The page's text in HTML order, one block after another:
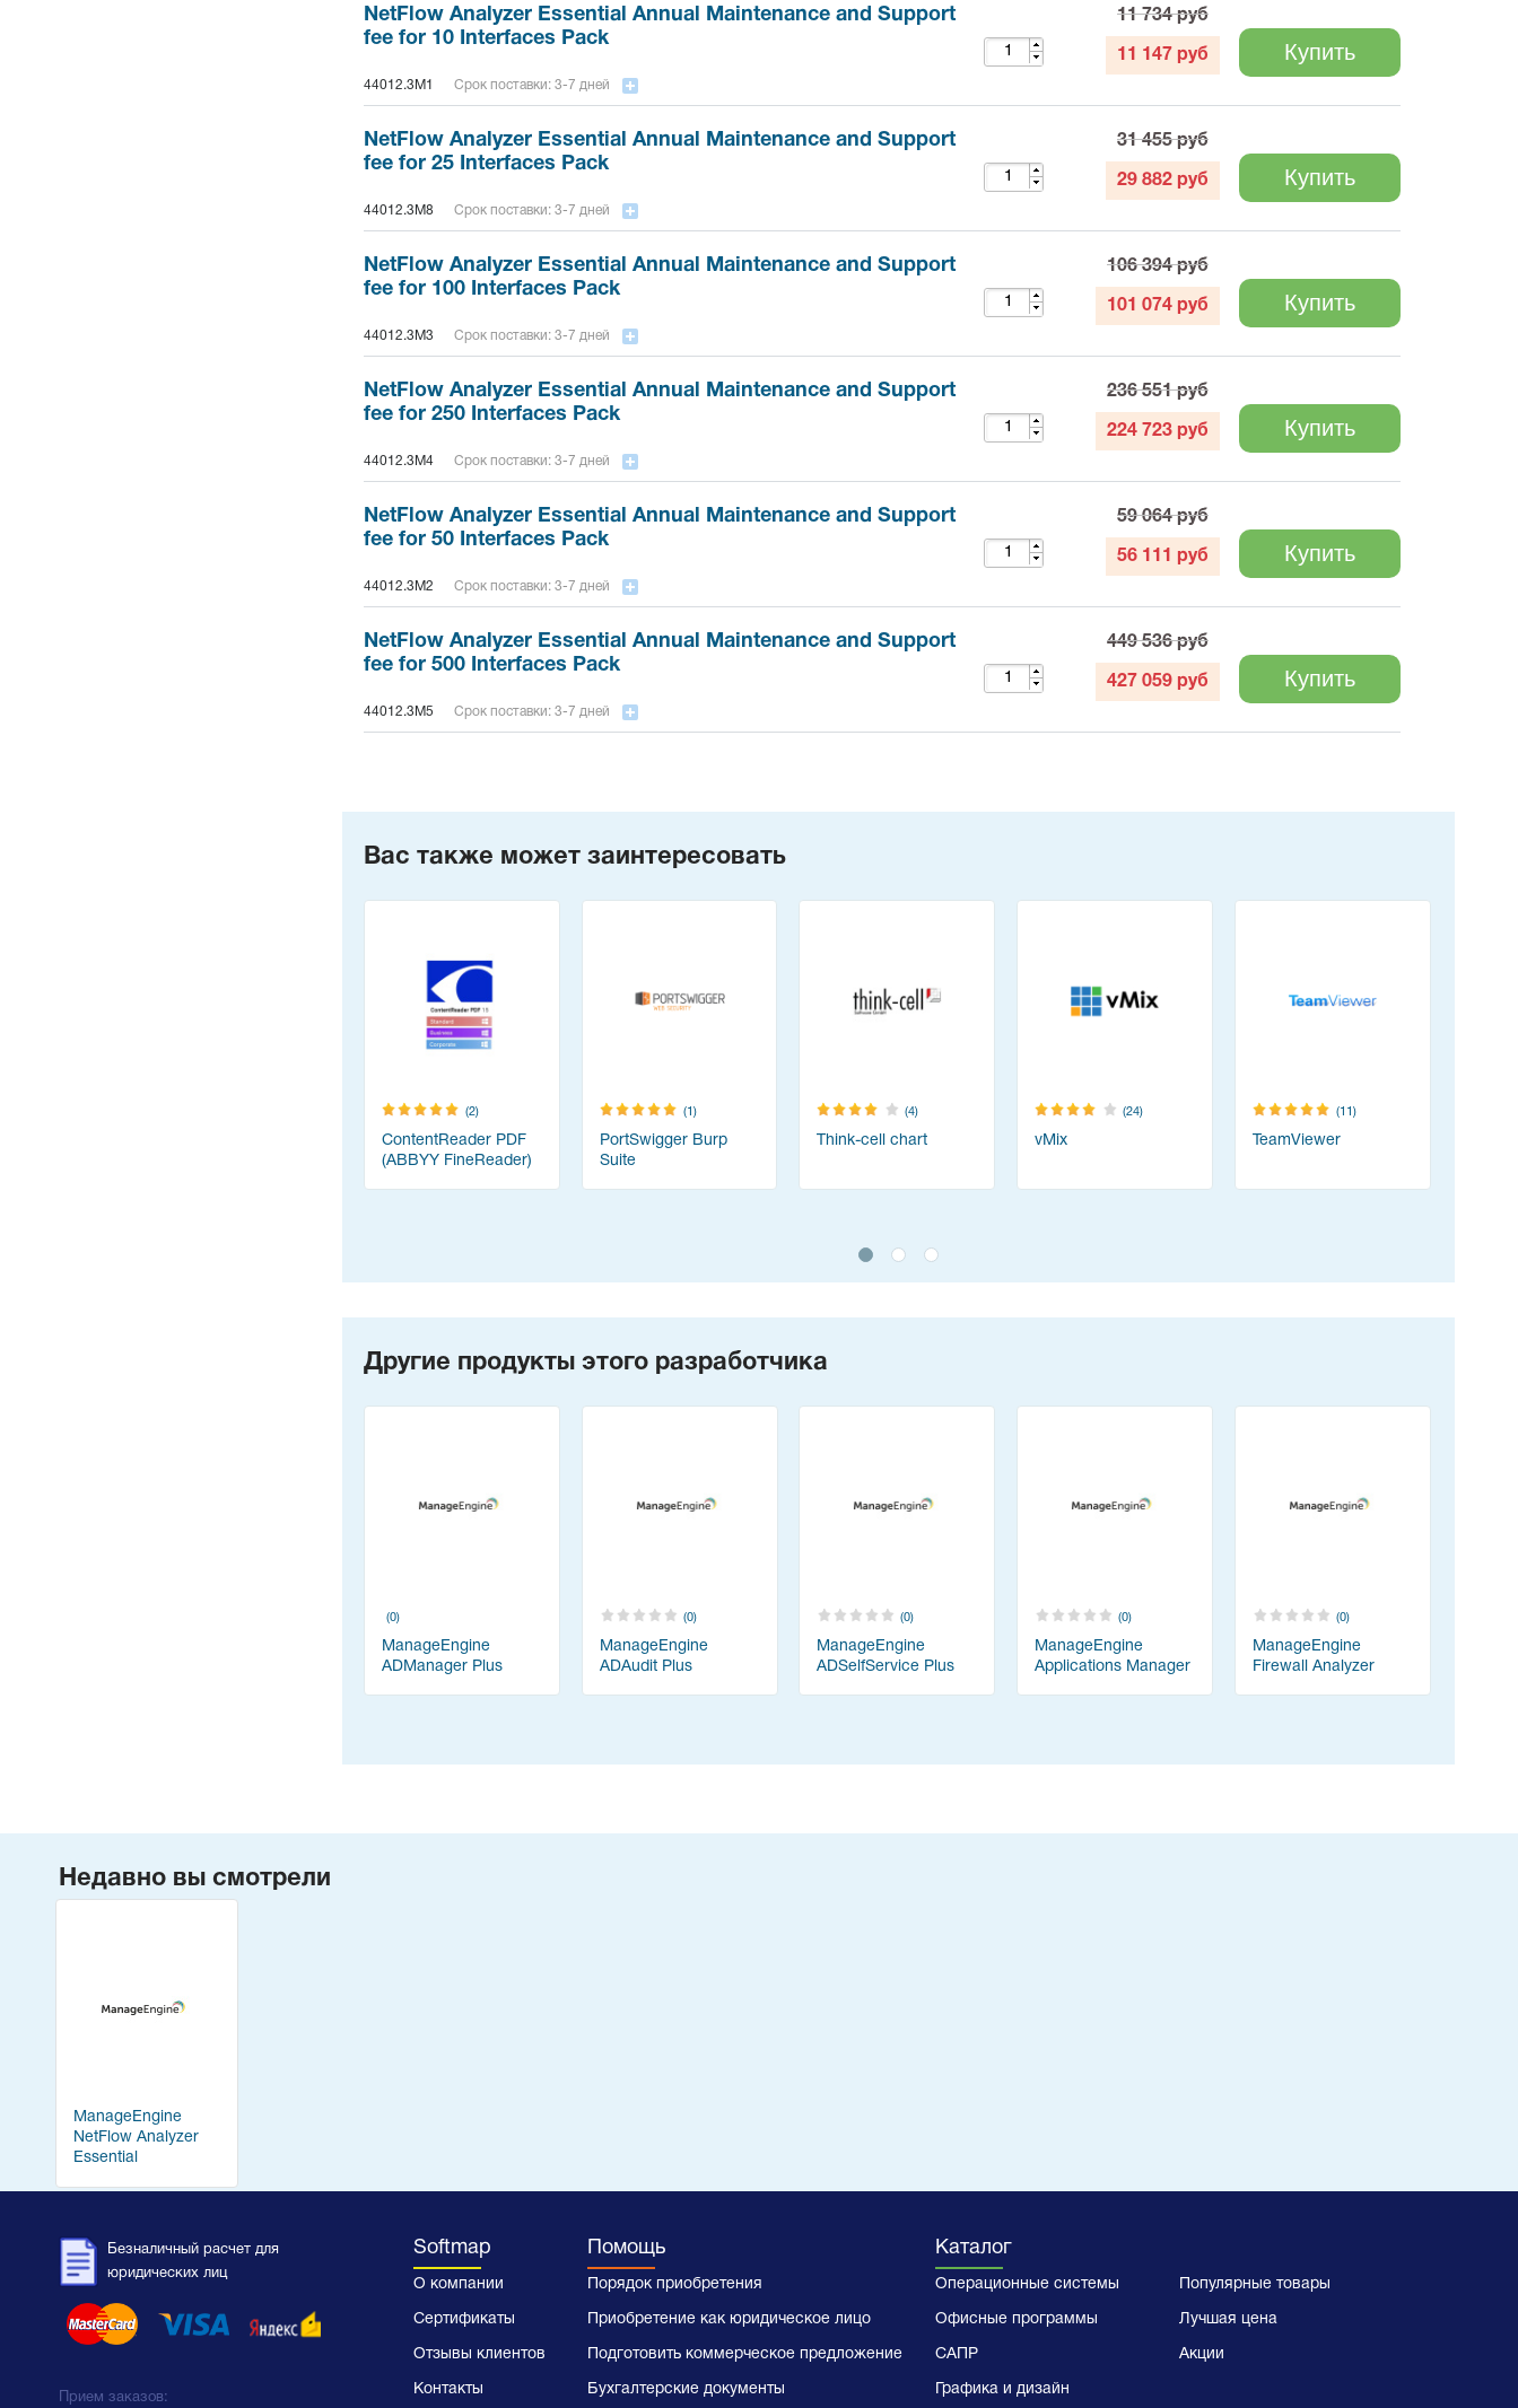
NetFlow Analyzer Essential Annual Maintenance and Support
fee for 10 Interfaces Pack
44012.3M1 Срок поставки: 3-7 дней
11 734руб
11 147 руб Купить
NetFlow Analyzer Essential Annual Maintenance and Support
fee for 25 Interfaces Pack
44012.3M8 Срок поставки: 3-7 дней
31 455руб
29 882 руб Купить
NetFlow Analyzer Essential Annual Maintenance and Support
fee for 100 Interfaces Pack
44012.3M3 Срок поставки: 3-7 дней
106 394руб
101 074 руб Купить
NetFlow Analyzer Essential Annual Maintenance and Support
fee for 250 Interfaces Pack
44012.3M4 Срок поставки: 3-7 дней
236 551руб
224 723 руб Купить
NetFlow Analyzer Essential Annual Maintenance and Support
fee for 50 Interfaces Pack
44012.3M2 Срок поставки: 3-7 дней
59 064руб
56 111 руб Купить
NetFlow Analyzer Essential Annual Maintenance and Support
fee for 500 Interfaces Pack
44012.3M5 Срок поставки: 3-7 дней
449 536руб
427 059 руб Купить
Вас также может заинтересовать
(2)
ContentReader PDF
(ABBYY FineReader)
(1)
PortSwigger Burp
Suite
(4)
Think-cell chart
(24)
vMix
(11)
TeamViewer
Другие продукты этого разработчика
(0)
ManageEngine
ADManager Plus
(0)
ManageEngine
ADAudit Plus
(0)
ManageEngine
ADSelfService Plus
(0)
ManageEngine
Applications Manager
(0)
ManageEngine
Firewall Analyzer
Недавно вы смотрели
ManageEngine
NetFlow Analyzer
Essential
Безналичный расчет для
юридических лиц
Прием заказов:
Softmap
О компании
Сертификаты
Отзывы клиентов
Контакты
Помощь
Порядок приобретения
Приобретение как юридическое лицо
Подготовить коммерческое предложение
Бухгалтерские документы
Каталог
Операционные системы
Офисные программы
САПР
Графика и дизайн
Популярные товары
Лучшая цена
Акции